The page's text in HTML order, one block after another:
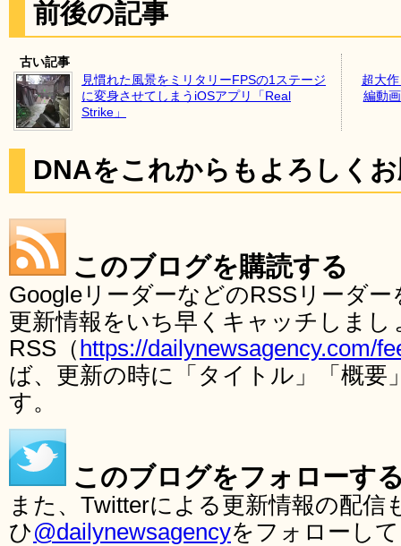
前後の記事
古い記事
見慣れた風景をミリタリーFPSの1ステージ
に変身させてしまうiOSアプリ「Real
Strike」
超大
編動
DNAをこれからもよろしく
このブログを購読する
GoogleリーダーなどのRSSリーダ
更新情報をいち早くキャッチしま
RSS（ https://dailynewsagency.com/
ば、更新の時に「タイトル」「概要
す。
このブログをフォローす
また、Twitterによる更新情報の配
ひ@dailynewsagencyをフォローし